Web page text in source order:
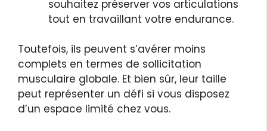
souhaitez préserver vos articulations
tout en travaillant votre endurance.
Toutefois, ils peuvent s’avérer moins
complets en termes de sollicitation
musculaire globale. Et bien sûr, leur taille
peut représenter un défi si vous disposez
d’un espace limité chez vous.